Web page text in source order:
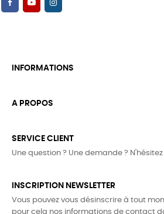
INFORMATIONS
A PROPOS
SERVICE CLIENT
Une question ? Une demande ?
INSCRIPTION NEWSLETTER
Vous pouvez vous désinscrire à tout
pour cela nos informations de contact